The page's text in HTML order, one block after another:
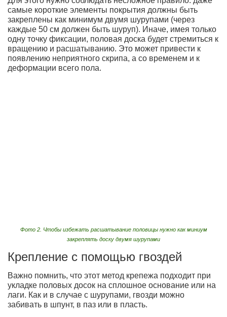
самые короткие элементы покрытия должны быть
закреплены как минимум двумя шурупами (через
каждые 50 см должен быть шуруп). Иначе, имея только
одну точку фиксации, половая доска будет стремиться к
вращению и расшатыванию. Это может привести к
появлению неприятного скрипа, а со временем и к
деформации всего пола.
Фото 2. Чтобы избежать расшатывание половицы нужно как миниум
закреплять доску двумя шурупами
Крепление с помощью гвоздей
Важно помнить, что этот метод крепежа подходит при
укладке половых досок на сплошное основание или на
лаги. Как и в случае с шурупами, гвозди можно
забивать в шпунт, в паз или в пласть.